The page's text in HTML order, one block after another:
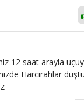
12 saat arayla
Harcırahlar